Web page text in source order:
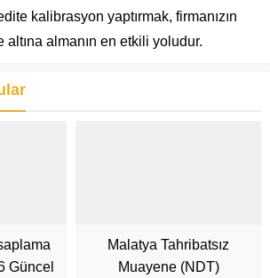
kalibrasyon yaptırmak, firmanızın
almanın en etkili yoludur.
Güncel
Malatya Tahribatsız
Muayene (NDT)